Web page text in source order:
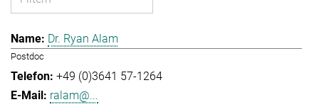
Dr. Ryan Alam
Postdoc
+49 (0)3641 57-1264
ralam@...